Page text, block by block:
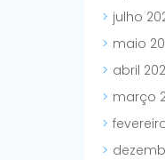
julho
maio
abril
março